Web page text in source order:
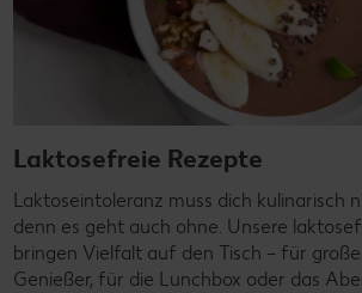
Laktosefreie Rezepte
Laktoseintoleranz muss dich kulinarisch
denn es geht auch ohne. Unsere
bringen Vielfalt auf den Tisch – für
Genießer, für die Lunchbox oder das